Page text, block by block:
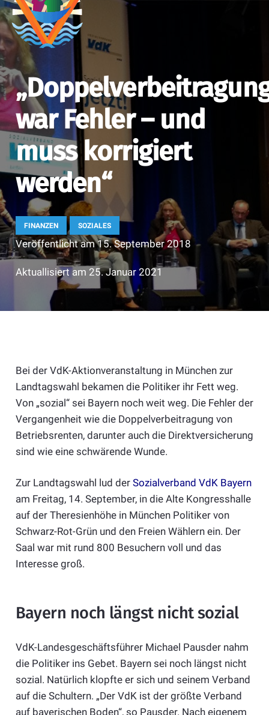
war Fehler – und
muss korrigiert
werden“
FINANZEN SOZIALES
Veröffentlicht am15. September 2018
Aktuallisiert am 25. Januar 2021
Bei der VdK-Aktionveranstaltung in München zur
Landtagswahl bekamen die Politiker ihr Fett weg.
Von „sozial“ sei Bayern noch weit weg. Die Fehler der
Vergangenheit wie die Doppelverbeitragung von
Betriebsrenten, darunter auch die Direktversicherung
sind wie eine schwärende Wunde.
Zur Landtagswahl lud derSozialverband VdK Bayern
am Freitag, 14. September, in die Alte Kongresshalle
auf der Theresienhöhe in München Politiker von
Schwarz-Rot-Grün und den Freien Wählern ein. Der
Saal war mit rund 800 Besuchern voll und das
Interesse groß.
Bayern noch längst nicht sozial
VdK-Landesgeschäftsführer Michael Pausder nahm
die Politiker ins Gebet. Bayern sei noch längst nicht
sozial. Natürlich klopfte er sich und seinem Verband
auf die Schultern. „Der VdK ist der größte Verband
auf bayerischen Boden“, so Pausder. Nach eigenem